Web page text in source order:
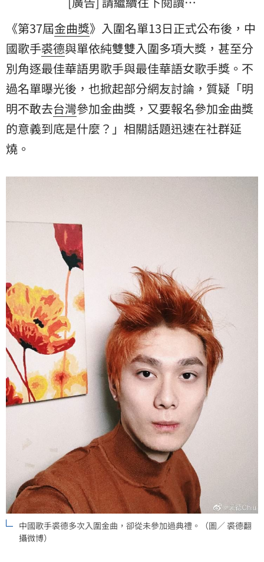
《第37屆金曲獎》入圍名單13日正式公布後， 中
國歌手裘德與單依純雙雙入圍多項大獎，甚至分
別角逐最佳華語男歌手與最佳華語女歌手獎。不
過名單曝光後，也掀起部分網友討論，質疑「明
明不敢去台灣參加金曲獎，又要報名參加金曲獎
的意義到底是什麼？」相關話題迅速在社群延
燒。
中國歌手裘德多次入圍金曲，卻從未參加過典禮。（圖／ 裘德翻
攝微博）